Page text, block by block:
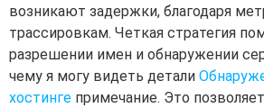
возникают задержки, благодаря
трассировкам. Четкая стратегия
разрешении имен и обнаружении
чему я могу видеть детали
хостинге примечание. Это